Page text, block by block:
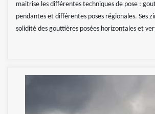
maitrise les différentes techniques de pose :
pendantes et différentes poses régionales. Ses
solidité des gouttières posées horizontales et